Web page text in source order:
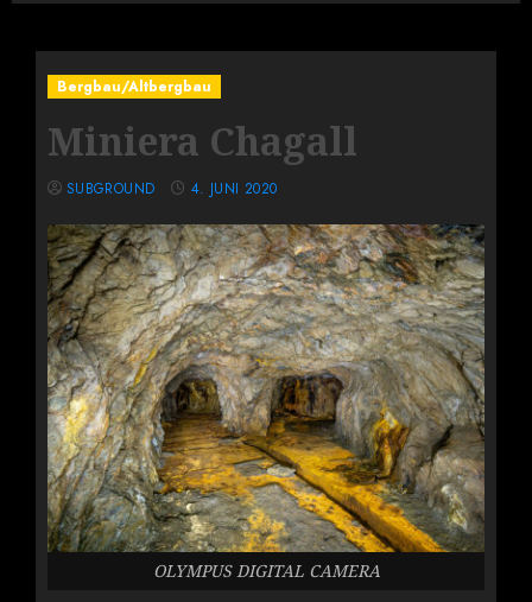
Bergbau/Altbergbau
Miniera Chagall
SUBGROUND 4. JUNI 2020
OLYMPUS DIGITAL CAMERA